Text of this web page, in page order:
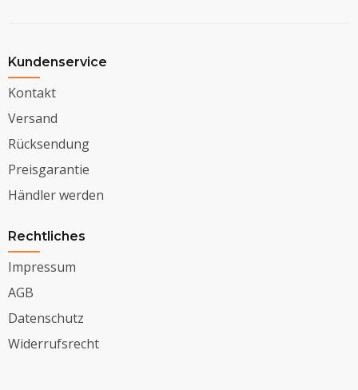
Kundenservice
Kontakt
Versand
Rücksendung
Preisgarantie
Händler werden
Rechtliches
Impressum
AGB
Datenschutz
Widerrufsrecht